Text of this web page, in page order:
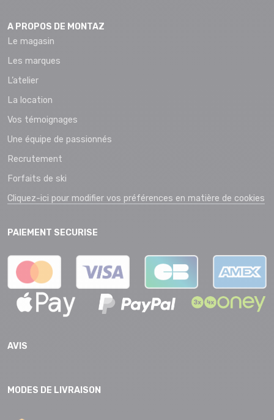
A PROPOS DE MONTAZ
Le magasin
Les marques
L’atelier
La location
Vos témoignages
Une équipe de passionnés
Recrutement
Forfaits de ski
Cliquez-ici pour modifier vos préférences en matière de cookies
PAIEMENT SECURISE
AVIS
MODES DE LIVRAISON